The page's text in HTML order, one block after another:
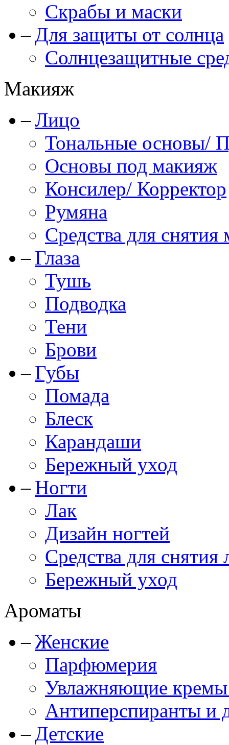
Скрабы и маски
Для защиты от солнца
Солнцезащитные
Макияж
Лицо
Тональные основы/
Основы под макияж
Консилер/ Корректор
Румяна
Средства для снятия
Глаза
Тушь
Подводка
Тени
Брови
Губы
Помада
Блеск
Карандаши
Бережный уход
Ногти
Лак
Дизайн ногтей
Средства для снятия
Бережный уход
Ароматы
Женские
Парфюмерия
Увлажняющие кремы
Антиперспиранты и
Детские